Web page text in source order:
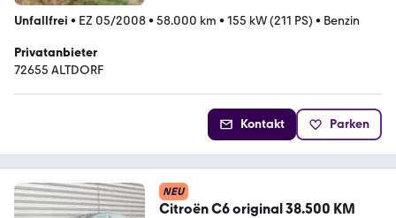
Unfallfrei • EZ 05/2008• 58.000 km • 155 kW (211 PS) • Benzin
Privatanbieter
72655 ALTDORF
Kontakt Parken
NEU
Citroën C6 original 38.500 KM